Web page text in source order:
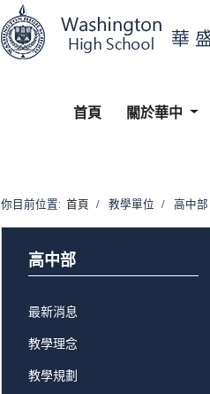
首頁 關於華中
你目前位置: 首頁 教學單位 高中部
高中部
最新消息
教學理念
教學規劃